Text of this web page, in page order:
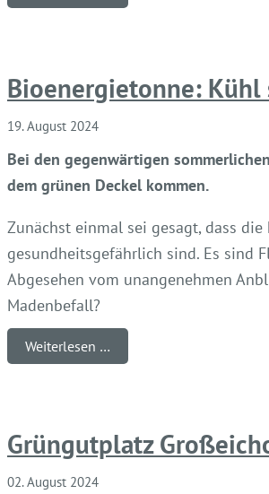
Bioenergietonne:
19. August 2024
Bei den gegenwärtigen
dem grünen Deckel kommen.
Zunächst einmal sei gesagt, dass
gesundheitsgefährlich sind. Es sind
Abgesehen vom unangenehmen
Madenbefall?
Weiterlesen …
Grüngutplatz
02. August 2024